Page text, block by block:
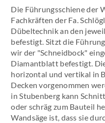
Die Führungsschiene der
Fachkräften der Fa.
Dübeltechnik an den
befestigt. Sitzt die
wir der "Schneidbock"
Diamantblatt befestigt.
horizontal und vertikal in
Decken vorgenommen
in Stubenberg kann
oder schräg zum Bauteil
Wandsäge ist, dass sie